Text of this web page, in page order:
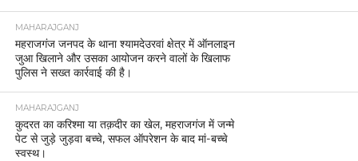
MAHARAJGANJ
महराजगंज जनपद के थाना श्यामदेउरवां क्षेत्र में ऑनलाइन
जुआ खिलाने और उसका आयोजन करने वालों के खिलाफ
पुलिस ने सख्त कार्रवाई की है।
MAHARAJGANJ
कुदरत का करिश्मा या तक़दीर का खेल, महराजगंज में जन्मे
पेट से जुड़े जुड़वा बच्चे, सफल ऑपरेशन के बाद मां-बच्चे
स्वस्थ।